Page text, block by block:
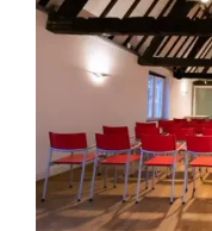
De
tot 30 personen
tot 60